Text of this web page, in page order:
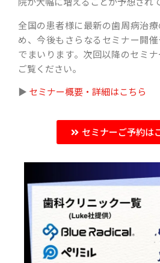
全国の患者様に最新の歯周病治
め、今後もさらなるセミナー開
でまいります。次回以降のセミ
ご覧ください。
▶︎ セミナー概要・詳細はこちら
セミナーご予約は